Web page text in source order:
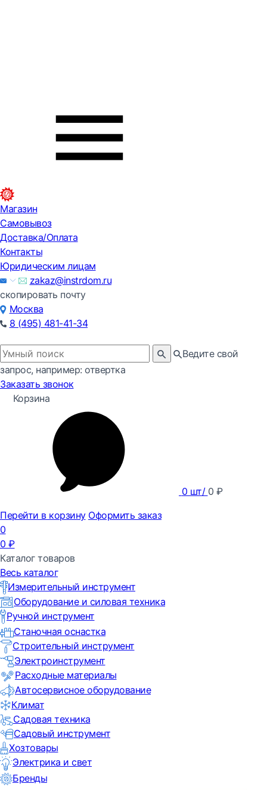
Магазин
Самовывоз
Доставка/Оплата
Контакты
Юридическим лицам
zakaz@instrdom.ru
скопировать почту
Москва
8 (495) 481-41-34
Ведите свой
запрос, например: отвертка
Заказать звонок
Корзина
0 шт/ 0 ₽
Перейти в корзину Оформить заказ
0
0 ₽
Каталог товаров
Весь каталог
Измерительный инструмент
Оборудование и силовая техника
Ручной инструмент
Станочная оснастка
Строительный инструмент
Электроинструмент
Расходные материалы
Автосервисное оборудование
Климат
Садовая техника
Садовый инструмент
Хозтовары
Электрика и свет
Бренды